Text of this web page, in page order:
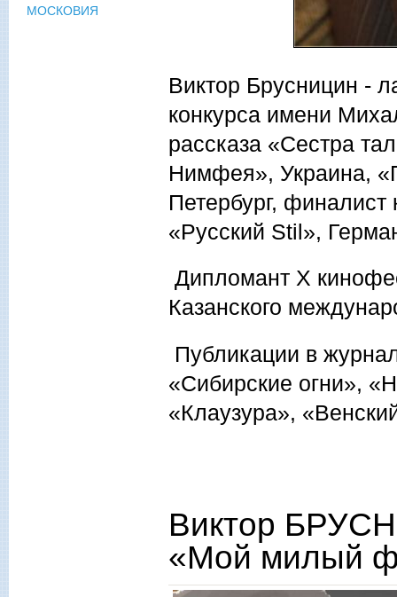
Виктор Брусницин -
конкурса имени
рассказа «Сестра
Нимфея», Украина,
Петербург, финалист
«Русский Stil»,
Дипломант Х
Казанского
Публикации в
«Сибирские огни»,
«Клаузура»,
Виктор
«Мой милый
МОСКОВИЯ